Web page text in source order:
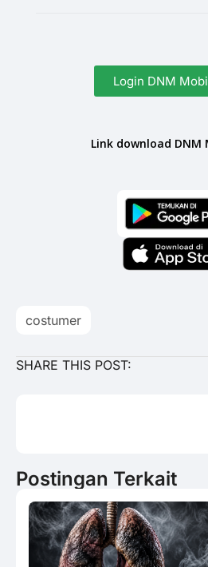
Login DNM
Link download DNM
costumer
SHARE THIS POST:
Postingan Terkait